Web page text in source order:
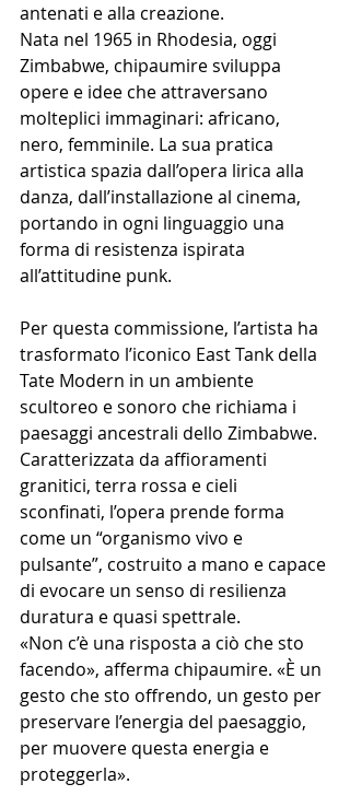
antenati e alla creazione.
Nata nel 1965 in Rhodesia, oggi
Zimbabwe, chipaumire sviluppa
opere e idee che attraversano
molteplici immaginari: africano,
nero, femminile. La sua pratica
artistica spazia dall’opera lirica alla
danza, dall’installazione al cinema,
portando in ogni linguaggio una
forma di resistenza ispirata
all’attitudine punk.
Per questa commissione, l’artista ha
trasformato l’iconico East Tank della
Tate Modern in un ambiente
scultoreo e sonoro che richiama i
paesaggi ancestrali dello Zimbabwe.
Caratterizzata da affioramenti
granitici, terra rossa e cieli
sconfinati, l’opera prende forma
come un “organismo vivo e
pulsante”, costruito a mano e capace
di evocare un senso di resilienza
duratura e quasi spettrale.
«Non c’è una risposta a ciò che sto
facendo», afferma chipaumire. «È un
gesto che sto offrendo, un gesto per
preservare l’energia del paesaggio,
per muovere questa energia e
proteggerla».